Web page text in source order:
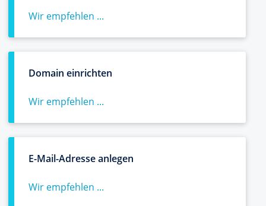
Wir empfehlen ...
Domain einrichten
Wir empfehlen ...
E-Mail-Adresse anlegen
Wir empfehlen ...